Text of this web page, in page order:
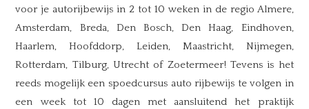
voor je autorijbewijs in 2 tot 10 weken in de regio Almere,
Amsterdam, Breda, Den Bosch, Den Haag, Eindhoven,
Haarlem, Hoofddorp, Leiden, Maastricht, Nijmegen,
Rotterdam, Tilburg, Utrecht of Zoetermeer! Tevens is het
reeds mogelijk een spoedcursus auto rijbewijs te volgen in
een week tot 10 dagen met aansluitend het praktijk